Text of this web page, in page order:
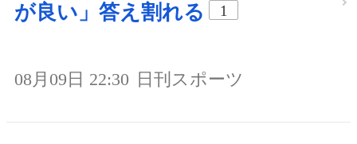
が良い」答え割れる
1
08月09日 22:30 日刊スポーツ